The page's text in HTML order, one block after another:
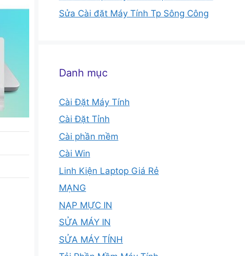
Sửa Cài đặt Máy Tính Tp Sông Công
Danh mục
Cài Đặt Máy Tính
Cài Đặt Tỉnh
Cài phần mềm
Cài Win
Linh Kiện Laptop Giá Rẻ
MẠNG
NẠP MỰC IN
SỬA MÁY IN
SỬA MÁY TÍNH